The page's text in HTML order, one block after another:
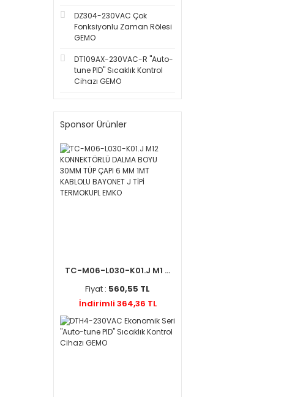
DZ304-230VAC Çok
Fonksiyonlu Zaman Rölesi
GEMO
DT109AX-230VAC-R ''Auto-
tune PID'' Sıcaklık Kontrol
Cihazı GEMO
Sponsor Ürünler
TC-M06-L030-K01.J M1 ...
Fiyat : 560,55 TL
İndirimli 364,36 TL